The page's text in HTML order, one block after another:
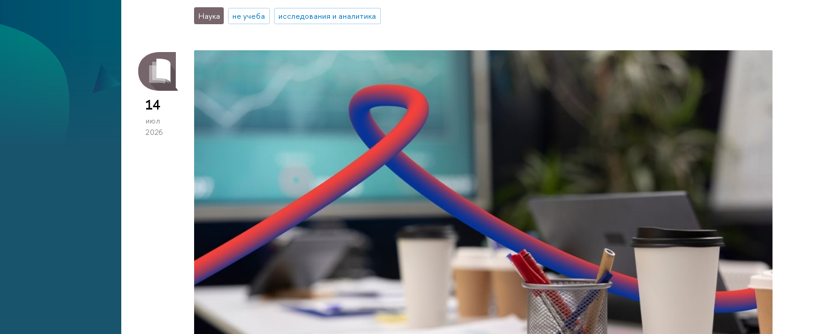
Наука не учеба исследования и аналитика
14
июл
2026